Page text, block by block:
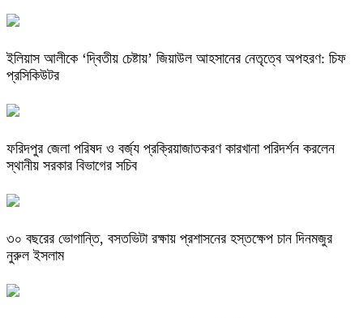
ইলিয়াস আলীকে ‘দ্বিতীয় চেষ্টায়’ জিয়াউল আহসানের নেতৃত্বে অপহরণ: চিফ
প্রসিকিউটর
ফরিদপুর জেলা পরিষদ ও বর্জ্য প্রক্রিয়াজাতকরণ কারখানা পরিদর্শন করলেন
স্থানীয় সরকার বিভাগের সচিব
৩০ বছরের ভোগান্তি, বসতভিটা রক্ষায় প্রশাসনের হস্তক্ষেপ চান দিনমজুর
নুরুল ইসলাম